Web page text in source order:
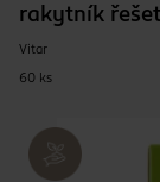
rakytník
Vitar
60 ks